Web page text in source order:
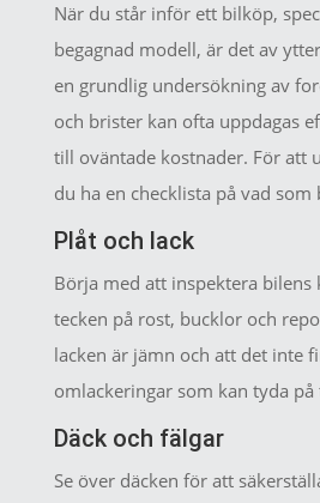
När du står inför ett bilköp,
begagnad modell, är det av
en grundlig undersökning av
och brister kan ofta uppdagas
till oväntade kostnader. För att
du ha en checklista på vad som
Plåt och lack
Börja med att inspektera bilens
tecken på rost, bucklor och
lacken är jämn och att det inte
omlackeringar som kan tyda
Däck och fälgar
Se över däcken för att